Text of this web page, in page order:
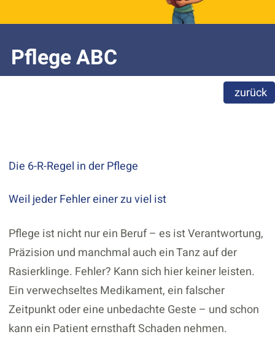
Pflege ABC
zurück
Die 6-R-Regel in der Pflege
Weil jeder Fehler einer zu viel ist
Pflege ist nicht nur ein Beruf – es ist Verantwortung,
Präzision und manchmal auch ein Tanz auf der
Rasierklinge. Fehler? Kann sich hier keiner leisten.
Ein verwechseltes Medikament, ein falscher
Zeitpunkt oder eine unbedachte Geste – und schon
kann ein Patient ernsthaft Schaden nehmen.